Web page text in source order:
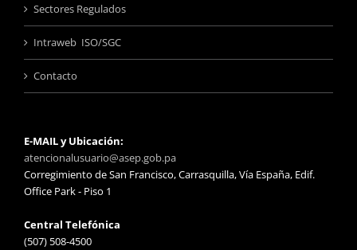
Sectores Regulados
Intraweb ISO/SGC
Contacto
E-MAIL y Ubicación:
atencionalusuario@asep.gob.pa
Corregimiento de San Francisco, Carrasquilla, Vía España, Edif.
Office Park - Piso 1
Central Telefónica
(507) 508-4500